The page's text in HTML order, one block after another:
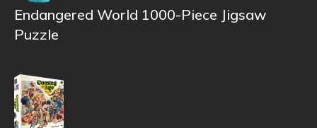
Endangered World 1000-Piece Jigsaw
Puzzle